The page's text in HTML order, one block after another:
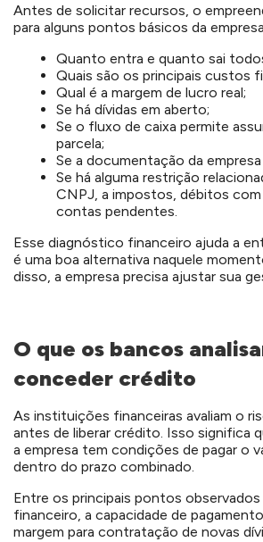
Antes de solicitar recursos, o
para alguns pontos básicos da
Quanto entra e quanto sai
Quais são os principais custos
Qual é a margem de lucro real;
Se há dívidas em aberto;
Se o fluxo de caixa permite
parcela;
Se a documentação da
Se há alguma restrição
CNPJ, a impostos, débitos
contas pendentes.
Esse diagnóstico financeiro ajuda a
é uma boa alternativa naquele
disso, a empresa precisa ajustar sua
O que os bancos
conceder crédito
As instituições financeiras avaliam o
antes de liberar crédito. Isso significa
a empresa tem condições de pagar o
dentro do prazo combinado.
Entre os principais pontos
financeiro, a capacidade de
margem para contratação de novas